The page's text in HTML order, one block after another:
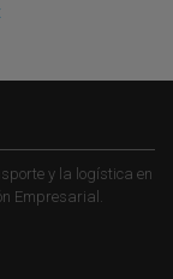
y la logística en
Empresarial.